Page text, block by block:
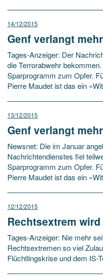
14/12/2015
Genf verlangt
Tages-Anzeiger: Der
die Terrorabwehr
Sparprogramm zum Opfer.
Pierre Maudet ist das ein
13/12/2015
Genf verlangt
Newsnet: Die im Januar
Nachrichtendienstes fiel
Sparprogramm zum Opfer.
Pierre Maudet ist das ein
12/12/2015
Rechtsextrem
Tages-Anzeiger: Nie mehr
Rechtsextremen so viel
Flüchtlingskrise und dem IS-